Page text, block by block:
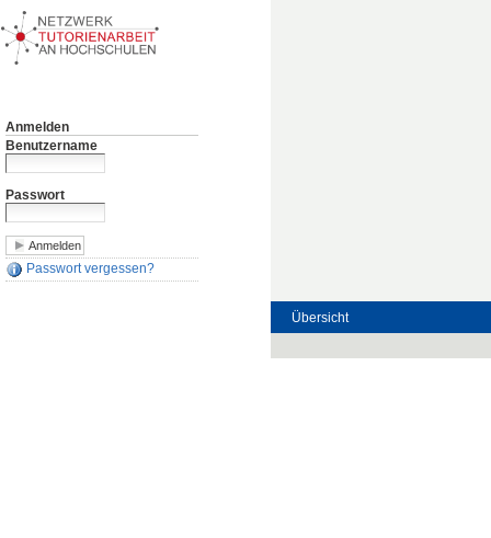
Anmelden
Benutzername
Passwort
Passwort vergessen?
Übersicht